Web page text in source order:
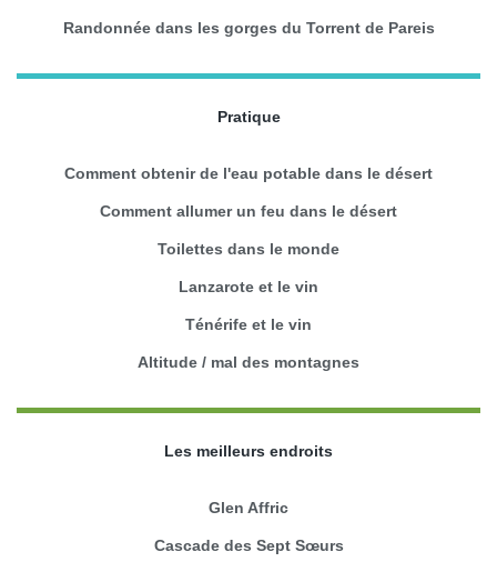
Randonnée dans les gorges du Torrent de Pareis
Pratique
Comment obtenir de l'eau potable dans le désert
Comment allumer un feu dans le désert
Toilettes dans le monde
Lanzarote et le vin
Ténérife et le vin
Altitude / mal des montagnes
Les meilleurs endroits
Glen Affric
Cascade des Sept Sœurs